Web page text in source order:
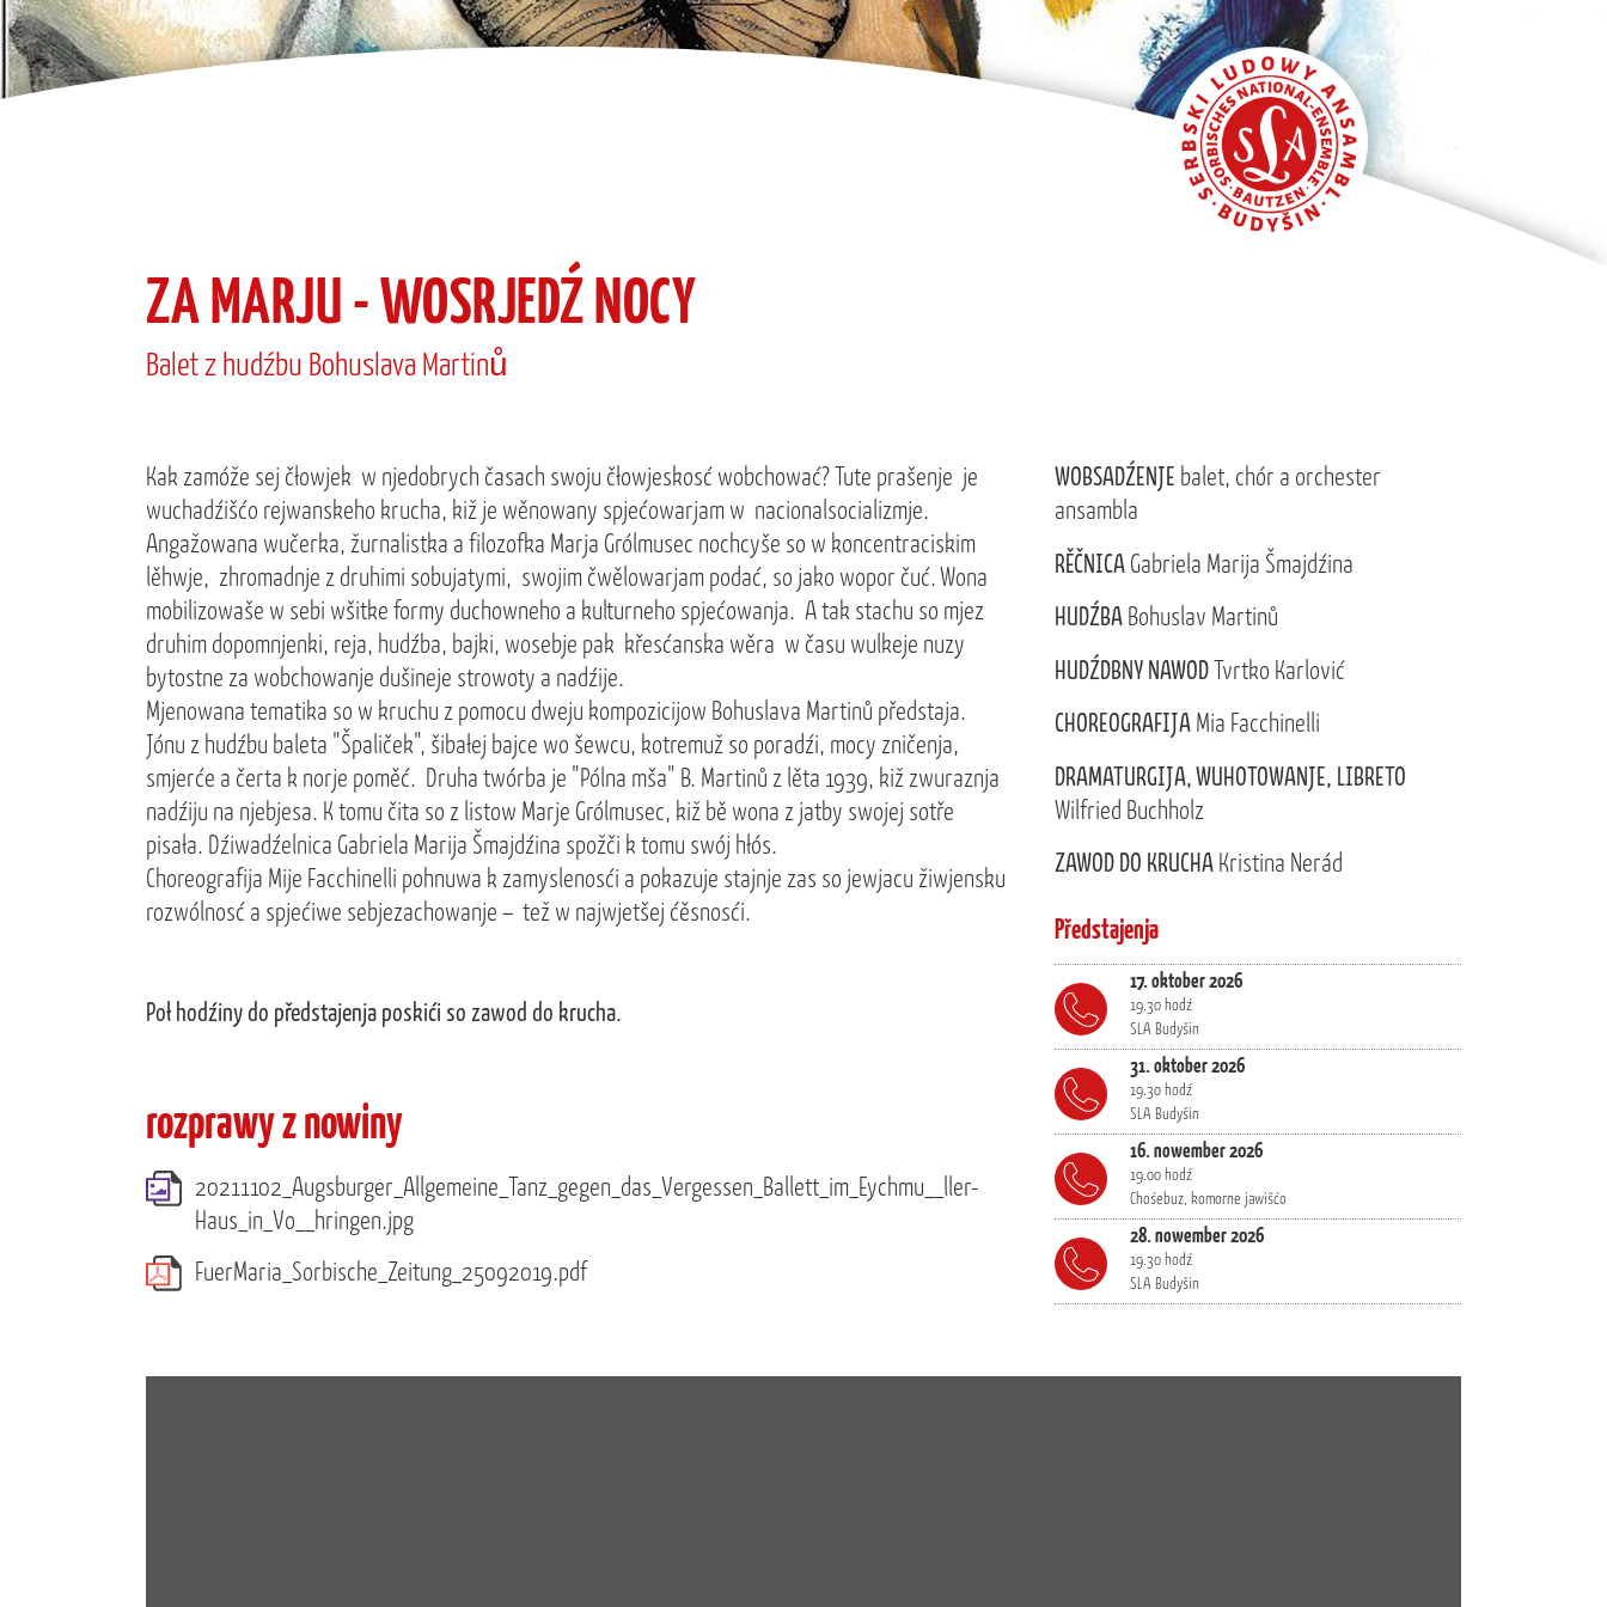
ZA MARJU - WOSRJEDŹ NOCY
Balet z hudźbu Bohuslava Martinů
Kak zamóže sej čłowjek w njedobrych časach swoju čłowjeskosć wobchować? Tute prašenje je
wuchadźišćo rejwanskeho krucha, kiž je wěnowany spjećowarjam w nacionalsocializmje.
Angažowana wučerka, žurnalistka a filozofka Marja Grólmusec nochcyše so w koncentraciskim
lěhwje, zhromadnje z druhimi sobujatymi, swojim čwělowarjam podać, so jako wopor čuć. Wona
mobilizowaše w sebi wšitke formy duchowneho a kulturneho spjećowanja. A tak stachu so mjez
druhim dopomnjenki, reja, hudźba, bajki, wosebje pak křesćanska wěra w času wulkeje nuzy
bytostne za wobchowanje dušineje strowoty a nadźije.
Mjenowana tematika so w kruchu z pomocu dweju kompozicijow Bohuslava Martinů předstaja.
Jónu z hudźbu baleta "Špaliček", šibałej bajce wo šewcu, kotremuž so poradźi, mocy zničenja,
smjerće a čerta k norje poměć. Druha twórba je "Pólna mša" B. Martinů z lěta 1939, kiž zwuraznja
nadźiju na njebjesa. K tomu čita so z listow Marje Grólmusec, kiž bě wona z jatby swojej sotře
pisała. Dźiwadźelnica Gabriela Marija Šmajdźina spožči k tomu swój hłós.
Choreografija Mije Facchinelli pohnuwa k zamyslenosći a pokazuje stajnje zas so jewjacu žiwjensku
rozwólnosć a spjećiwe sebjezachowanje – tež w najwjetšej ćěsnosći.
Poł hodźiny do předstajenja poskići so zawod do krucha.
rozprawy z nowiny
20211102_Augsburger_Allgemeine_Tanz_gegen_das_Vergessen_Ballett_im_Eychmu__ller-
Haus_in_Vo__hringen.jpg
FuerMaria_Sorbische_Zeitung_25092019.pdf
WOBSADŹENJE balet, chór a orchester
ansambla
RĚČNICA Gabriela Marija Šmajdźina
HUDŹBA Bohuslav Martinů
HUDŹDBNY NAWOD Tvrtko Karlović
CHOREOGRAFIJA Mia Facchinelli
DRAMATURGIJA, WUHOTOWANJE, LIBRETO
Wilfried Buchholz
ZAWOD DO KRUCHA Kristina Nerád
Předstajenja
17. oktober 2026
19.30 hodź
SLA Budyšin
31. oktober 2026
19.30 hodź
SLA Budyšin
16. nowember 2026
19.00 hodź
Chośebuz, komorne jawišćo
28. nowember 2026
19.30 hodź
SLA Budyšin